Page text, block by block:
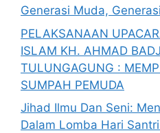
Generasi Muda,
PELAKSANAAN
ISLAM KH. AHMAD
TULUNGAGUNG :
SUMPAH PEMUDA
Jihad Ilmu Dan Seni:
Dalam Lomba Hari